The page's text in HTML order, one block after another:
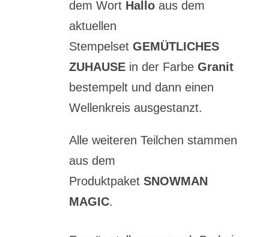
dem Wort Halloaus dem
aktuellen
Stempelset GEMÜTLICHES
ZUHAUSEin der Farbe Granit
bestempelt und dann einen
Wellenkreis ausgestanzt.
Alle weiteren Teilchen stammen
aus dem
Produktpaket SNOWMAN
MAGIC.